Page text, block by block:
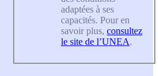
adaptées à ses
capacités. Pour en
savoir plus, consultez
le site de l’UNEA.